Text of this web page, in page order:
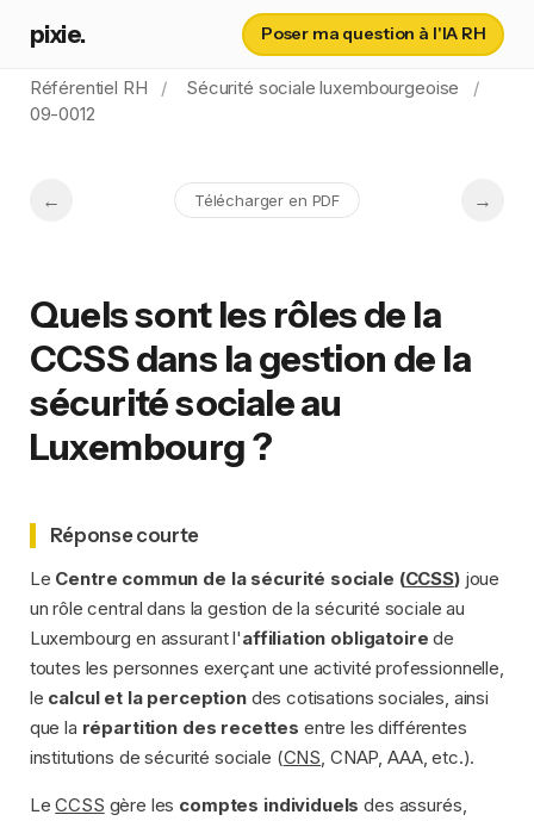
pixie. Poser ma question à l'IA RH
Référentiel RH
Sécurité sociale luxembourgeoise
09-0012
Télécharger en PDF
Quels sont les rôles de la
CCSS dans la gestion de la
sécurité sociale au
Luxembourg ?
Réponse courte
Le Centre commun de la sécurité sociale (CCSS)joue
un rôle central dans la gestion de la sécurité sociale au
Luxembourg en assurant l'affiliation obligatoire de
toutes les personnes exerçant une activité professionnelle,
le calcul et la perceptiondes cotisations sociales, ainsi
que la répartition des recettes entre les différentes
institutions de sécurité sociale (CNS , CNAP, AAA, etc.).
LeCCSS gère les comptes individuels des assurés,